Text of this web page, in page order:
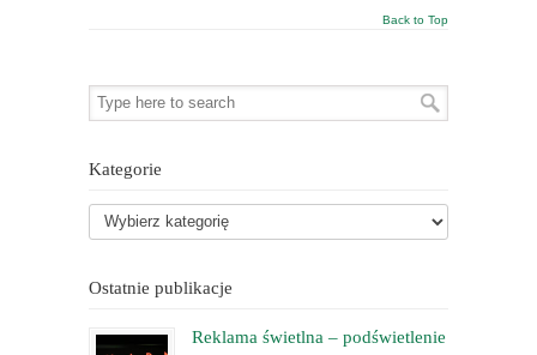
Back to Top
Kategorie
Ostatnie publikacje
Reklama świetlna – podświetlenie